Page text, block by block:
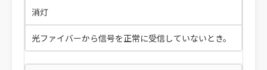
消灯
光ファイバーから信号を正常に受信していないとき。